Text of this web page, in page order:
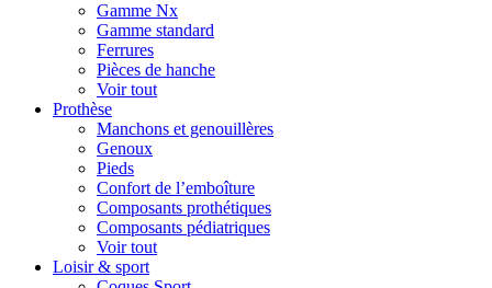
Gamme Nx
Gamme standard
Ferrures
Pièces de hanche
Voir tout
Prothèse
Manchons et genouillères
Genoux
Pieds
Confort de l’emboîture
Composants prothétiques
Composants pédiatriques
Voir tout
Loisir & sport